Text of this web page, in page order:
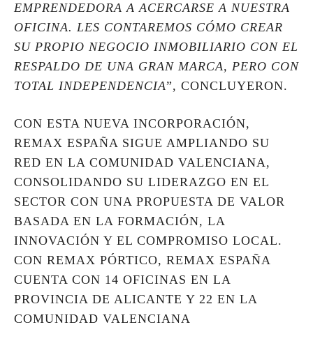
EMPRENDEDORA A ACERCARSE A NUESTRA
OFICINA. LES CONTAREMOS CÓMO CREAR
SU PROPIO NEGOCIO INMOBILIARIO CON EL
RESPALDO DE UNA GRAN MARCA, PERO CON
TOTAL INDEPENDENCIA”, CONCLUYERON.
CON ESTA NUEVA INCORPORACIÓN,
REMAX ESPAÑA SIGUE AMPLIANDO SU
RED EN LA COMUNIDAD VALENCIANA,
CONSOLIDANDO SU LIDERAZGO EN EL
SECTOR CON UNA PROPUESTA DE VALOR
BASADA EN LA FORMACIÓN, LA
INNOVACIÓN Y EL COMPROMISO LOCAL.
CON REMAX PÓRTICO, REMAX ESPAÑA
CUENTA CON 14 OFICINAS EN LA
PROVINCIA DE ALICANTE Y 22 EN LA
COMUNIDAD VALENCIANA